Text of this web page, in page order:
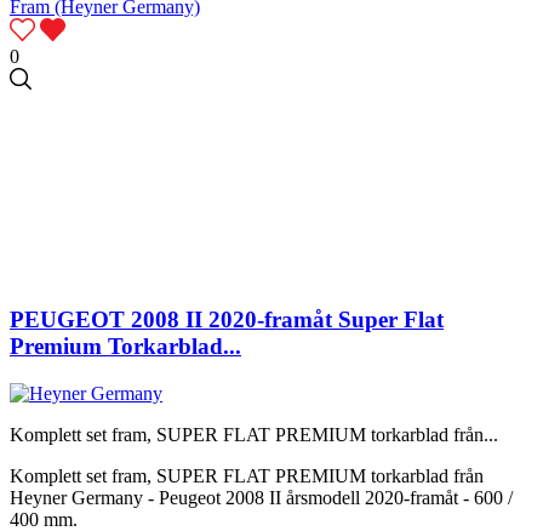
0
PEUGEOT 2008 II 2020-framåt Super Flat
Premium Torkarblad...
Komplett set fram, SUPER FLAT PREMIUM torkarblad från...
Komplett set fram, SUPER FLAT PREMIUM torkarblad från
Heyner Germany - Peugeot 2008 II årsmodell 2020-framåt - 600 /
400 mm.